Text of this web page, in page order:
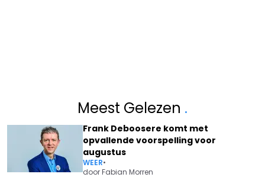
Meest Gelezen .
Frank Deboosere komt met
opvallende voorspelling voor
augustus
WEER•
doorFabian Morren